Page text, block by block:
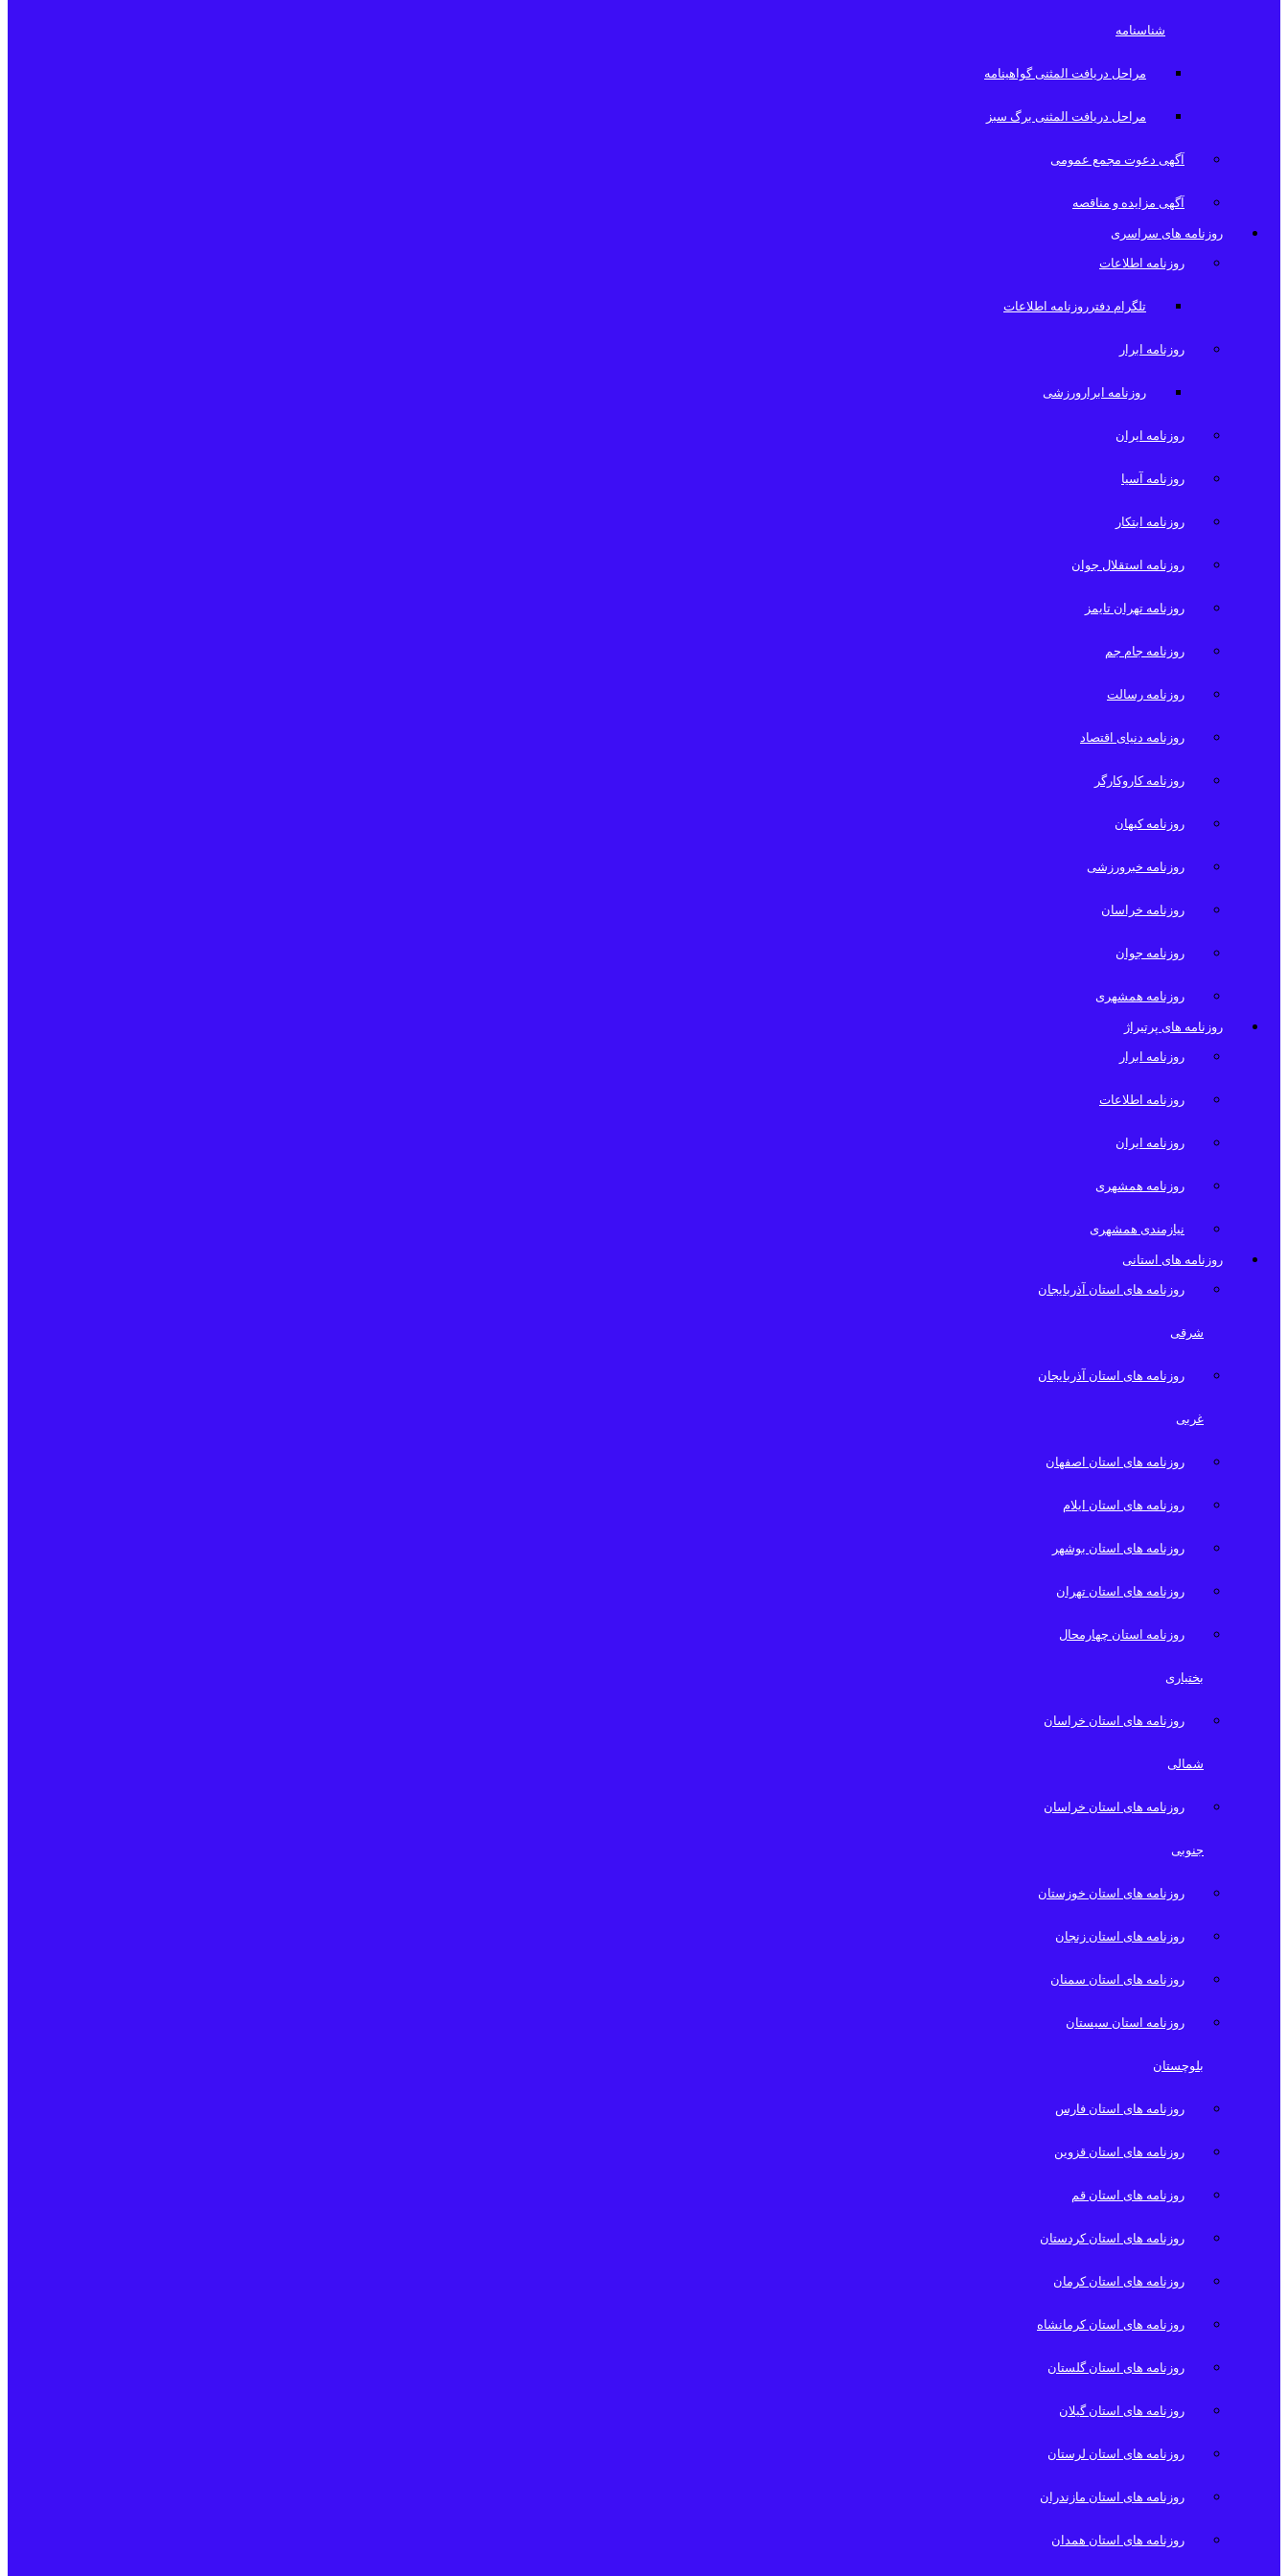
شناسنامه
مراحل دریافت المثنی گواهینامه
مراحل دریافت المثنی برگ سبز
آگهی دعوت مجمع عمومی
آگهی مزایده و مناقصه
روزنامه های سراسری
روزنامه اطلاعات
تلگرام دفترروزنامه اطلاعات
روزنامه ابرار
روزنامه ابرارورزشی
روزنامه ایران
روزنامه آسیا
روزنامه ابتکار
روزنامه استقلال جوان
روزنامه تهران تایمز
روزنامه جام جم
روزنامه رسالت
روزنامه دنیای اقتصاد
روزنامه کاروکارگر
روزنامه کیهان
روزنامه خبرورزشی
روزنامه خراسان
روزنامه جوان
روزنامه همشهری
روزنامه های پرتیراژ
روزنامه ابرار
روزنامه اطلاعات
روزنامه ایران
روزنامه همشهری
نیازمندی همشهری
روزنامه های استانی
روزنامه های استان آذربایجان
شرقی
روزنامه های استان آذربایجان
غربی
روزنامه های استان اصفهان
روزنامه های استان ایلام
روزنامه های استان بوشهر
روزنامه های استان تهران
روزنامه استان چهارمحال
بختیاری
روزنامه های استان خراسان
شمالی
روزنامه های استان خراسان
جنوبی
روزنامه های استان خوزستان
روزنامه های استان زنجان
روزنامه های استان سمنان
روزنامه استان سیستان
بلوچستان
روزنامه های استان فارس
روزنامه های استان قزوین
روزنامه های استان قم
روزنامه های استان کردستان
روزنامه های استان کرمان
روزنامه های استان کرمانشاه
روزنامه های استان گلستان
روزنامه های استان گیلان
روزنامه های استان لرستان
روزنامه های استان مازندران
روزنامه های استان همدان